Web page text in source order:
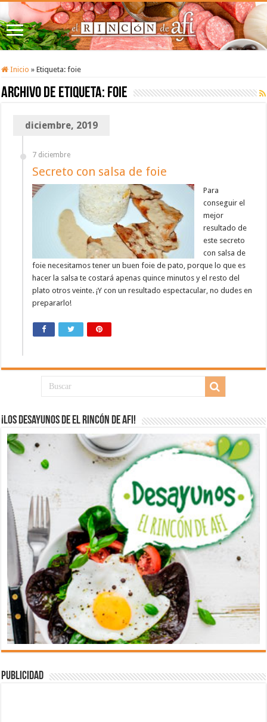
Inicio » Etiqueta:foie
Archivo de etiqueta: foie
diciembre, 2019
7 diciembre
Secreto con salsa de foie
Para
conseguir el
mejor
resultado de
este secreto
con salsa de
foie necesitamos tener un buen foie de pato, porque lo que es
hacer la salsa te costará apenas quince minutos y el resto del
plato otros veinte. ¡Y con un resultado espectacular, no dudes en
prepararlo!
¡Los desayunos de El Rincón de Afi!
Publicidad